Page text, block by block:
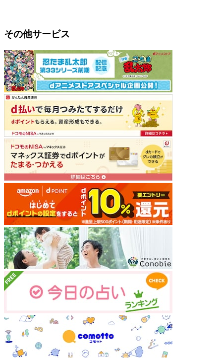
その他サービス